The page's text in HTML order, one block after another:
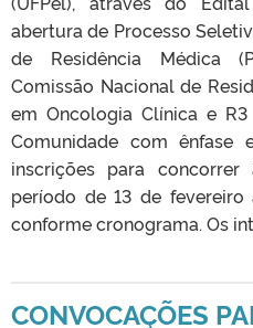
abertura de Processo
de Residência Médica
Comissão Nacional de
em Oncologia Clínica e
Comunidade com ênfase
inscrições para
período de 13 de
conforme cronograma. Os
CONVOCAÇÕES